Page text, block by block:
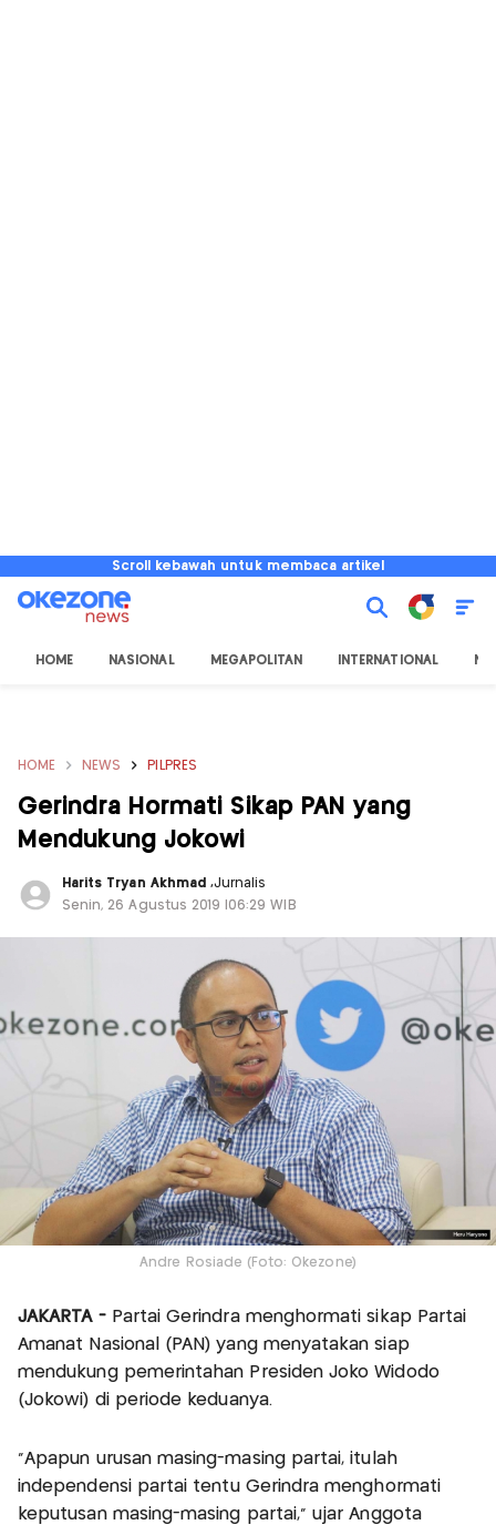
Scroll kebawah untuk membaca artikel
HOME NASIONAL MEGAPOLITAN INTERNATIONAL
HOME NEWS PILPRES
Gerindra Hormati Sikap PAN yang
Mendukung Jokowi
Harits Tryan Akhmad ,Jurnalis
Senin, 26 Agustus 2019 |06:29 WIB
Andre Rosiade (Foto: Okezone)
JAKARTA -Partai Gerindra menghormati sikap Partai
Amanat Nasional (PAN) yang menyatakan siap
mendukung pemerintahan Presiden Joko Widodo
(Jokowi) di periode keduanya.
"Apapun urusan masing-masing partai, itulah
independensi partai tentu Gerindra menghormati
keputusan masing-masing partai," ujar Anggota